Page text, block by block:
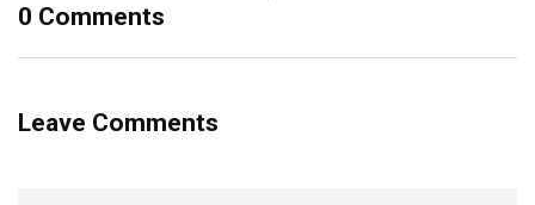
0 Comments
Leave Comments